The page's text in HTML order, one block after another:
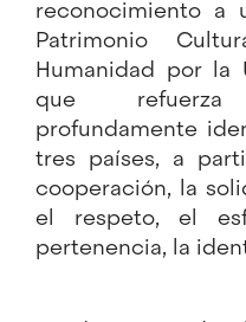
reconocimiento a
Patrimonio
Humanidad por la
que
profundamente
tres países, a
cooperación, la
el respeto, el
pertenencia, la